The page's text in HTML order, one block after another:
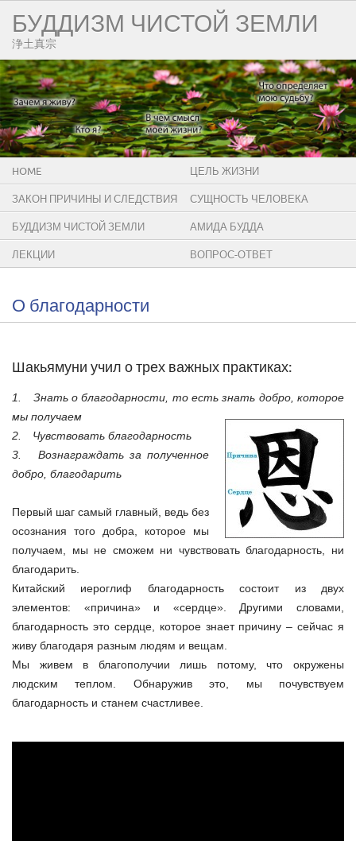
БУДДИЗМ ЧИСТОЙ ЗЕМЛИ
浄土真宗
HOME ЦЕЛЬ ЖИЗНИ
ЗАКОН ПРИЧИНЫ И СЛЕДСТВИЯ СУЩНОСТЬ ЧЕЛОВЕКА
БУДДИЗМ ЧИСТОЙ ЗЕМЛИ АМИДА БУДДА
ЛЕКЦИИ ВОПРОС-ОТВЕТ
О благодарности
Шакьямуни учил о трех важных практиках:
1. Знать о благодарности, то есть знать добро, которое
мы получаем
2. Чувствовать благодарность
3. Вознаграждать за полученное
добро, благодарить
Первый шаг самый главный, ведь без
осознания того добра, которое мы
получаем, мы не сможем ни чувствовать благодарность, ни
благодарить.
Китайский иероглиф благодарность состоит из двух
элементов: «причина» и «сердце». Другими словами,
благодарность это сердце, которое знает причину – сейчас я
живу благодаря разным людям и вещам.
Мы живем в благополучии лишь потому, что окружены
людским теплом. Обнаружив это, мы почувствуем
благодарность и станем счастливее.